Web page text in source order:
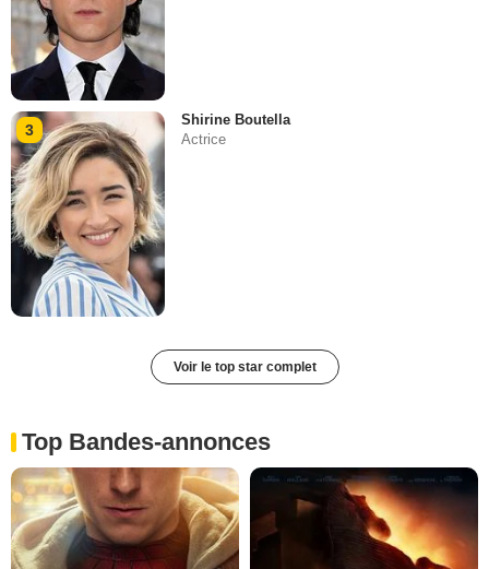
3
Shirine Boutella
Actrice
Voir le top star complet
Top Bandes-annonces